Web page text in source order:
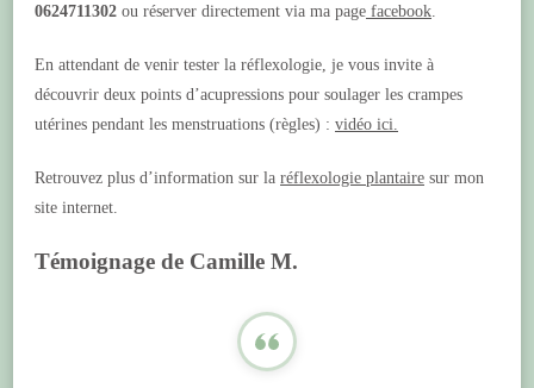
0624711302 ou réserver directement via ma page facebook
En attendant de venir tester la réflexologie, je vous invite à
découvrir deux points d’acupressions pour soulager les crampes
utérines pendant les menstruations (règles) : vidéo ici.
Retrouvez plus d’information sur la réflexologie plantaire sur mon
site internet.
Témoignage de Camille M.